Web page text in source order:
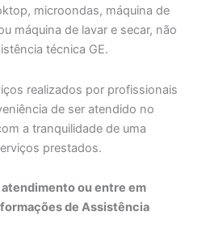
microondas, máquina de
máquina de lavar e secar, não
técnica GE.
realizados por profissionais
de ser atendido no
a tranquilidade de uma
prestados.
ou entre em
de Assistência